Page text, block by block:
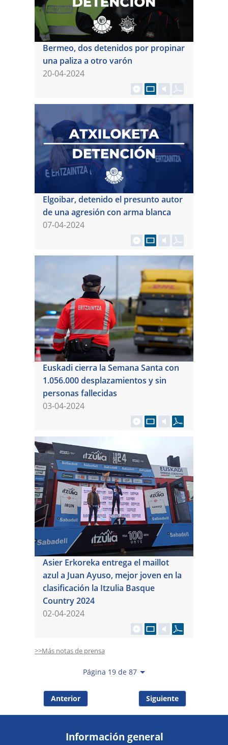
Bermeo, dos detenidos por propinar
una paliza a otro varón
20-04-2024
Elgoibar, detenido el presunto autor
de una agresión con arma blanca
07-04-2024
Euskadi cierra la Semana Santa con
1.056.000 desplazamientos y sin
personas fallecidas
03-04-2024
Asier Erkoreka entrega el maillot
azul a Juan Ayuso, mejor joven en la
clasificación la Itzulia Basque
Country 2024
02-04-2024
>>Más notas de prensa
Página 19 de 87
Anterior Siguiente
Información general